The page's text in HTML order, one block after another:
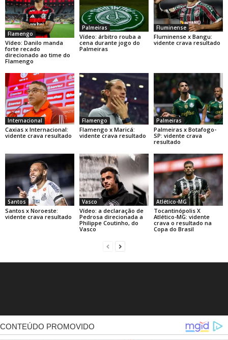
Flamengo
Vídeo: Danilo manda
forte recado
direcionado ao time do
Flamengo
Palmeiras
Vídeo: árbitro rouba a
cena durante jogo do
Palmeiras
Fluminense
Fluminense x Bangu:
vidente crava resultado
Internacional
Caxias x Internacional:
vidente crava resultado
Flamengo
Flamengo x Maricá:
vidente crava resultado
Palmeiras
Palmeiras x Botafogo-
SP: vidente crava
resultado
Santos
Santos x Noroeste:
vidente crava resultado
Vasco
Vídeo: a declaração de
Pedrosa direcionada a
Philippe Coutinho, do
Vasco
Atlético-MG
Tocantinópolis X
Atlético-MG: vidente
crava o resultado na
Copa do Brasil